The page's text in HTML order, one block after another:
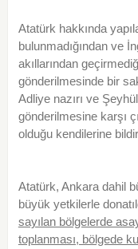
Atatürk hakkında
bulunmadığından ve
akıllarından
gönderilmesinde bir
Adliye nazırı ve
gönderilmesine karşı
olduğu kendilerine
Atatürk, Ankara dahil
büyük yetkilerle
sayılan bölgelerde
toplanması, bölgede